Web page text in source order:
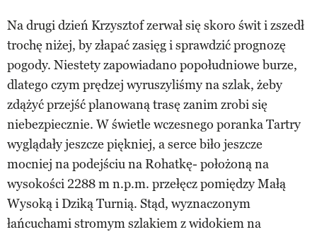
Na drugi dzień Krzysztof zerwał się skoro świt i zszedł
trochę niżej, by złapać zasięg i sprawdzić prognozę
pogody. Niestety zapowiadano popołudniowe burze,
dlatego czym prędzej wyruszyliśmy na szlak, żeby
zdążyć przejść planowaną trasę zanim zrobi się
niebezpiecznie. W świetle wczesnego poranka Tartry
wyglądały jeszcze piękniej, a serce biło jeszcze
mocniej na podejściu na Rohatkę- położoną na
wysokości 2288 m n.p.m. przełęcz pomiędzy Małą
Wysoką i Dziką Turnią. Stąd, wyznaczonym
łańcuchami stromym szlakiem z widokiem na